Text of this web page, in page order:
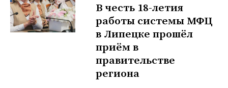
В честь 18-летия
работы системы МФЦ
в Липецке прошёл
приём в
правительстве
региона